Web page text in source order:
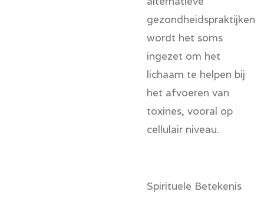
gezondheidspraktijken
wordt het soms
ingezet om het
lichaam te helpen bij
het afvoeren van
toxines, vooral op
cellulair niveau.
Spirituele Betekenis